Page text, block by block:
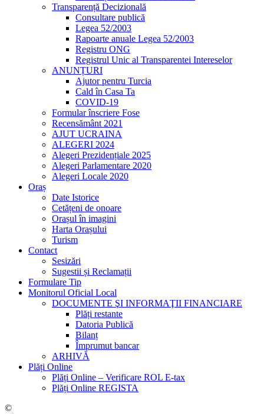
Transparență Decizională
Consultare publică
Legea 52/2003
Rapoarte anuale Legea 52/2003
Registru ONG
Registrul Unic al Transparentei Intereselor
ANUNȚURI
Ajutor pentru Turcia
Cald în Casa Ta
COVID-19
Formular înscriere Fose
Recensământ 2021
AJUT UCRAINA
ALEGERI 2024
Alegeri Prezidențiale 2025
Alegeri Parlamentare 2020
Alegeri Locale 2020
Oraș
Date Istorice
Cetățeni de onoare
Orașul în imagini
Harta Orașului
Turism
Contact
Sesizări
Sugestii și Reclamații
Formulare Tip
Monitorul Oficial Local
DOCUMENTE ŞI INFORMAŢII FINANCIARE
Plăți restante
Datoria Publică
Bilanț
Împrumut bancar
ARHIVĂ
Plăți Online
Plăți Online – Verificare ROL E-tax
Plăți Online REGISTA
©